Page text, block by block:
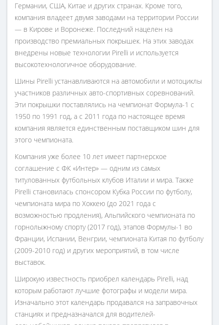
Германии, США, Китае и других странах. Кроме того,
компания владеет двумя заводами на территории России
— в Кирове и Воронеже. Последний нацелен на
производство премиальных покрышек. На этих заводах
внедрены новые технологии Pirelli и используется
высокотехнологичное оборудование.
Шины Pirelli устанавливаются на автомобили и мотоциклы
участников различных авто-спортивных соревнований.
Эти покрышки поставлялись на чемпионат Формула-1 с
1950 по 1991 год, а с 2011 года по настоящее время
компания является единственным поставщиком шин для
этого чемпионата.
Компания уже более 10 лет имеет партнерское
соглашение с ФК «Интер» — одним из самых
титулованных футбольных клубов Италии и мира. Также
Pirelli становилась спонсором Кубка России по футболу,
чемпионата мира по Хоккею (до 2021 года с
возможностью продления), Альпийского чемпионата по
горнолыжному спорту (2017 год), этапов Формулы-1 во
Франции, Испании, Венгрии, чемпионата Китая по футболу
(2009-2010 год) и других мероприятий, в том числе
выставок.
Широкую известность приобрел календарь Pirelli, над
которым работают лучшие фотографы и модели мира.
Изначально этот календарь продавался на заправочных
станциях и предназначался для водителей-